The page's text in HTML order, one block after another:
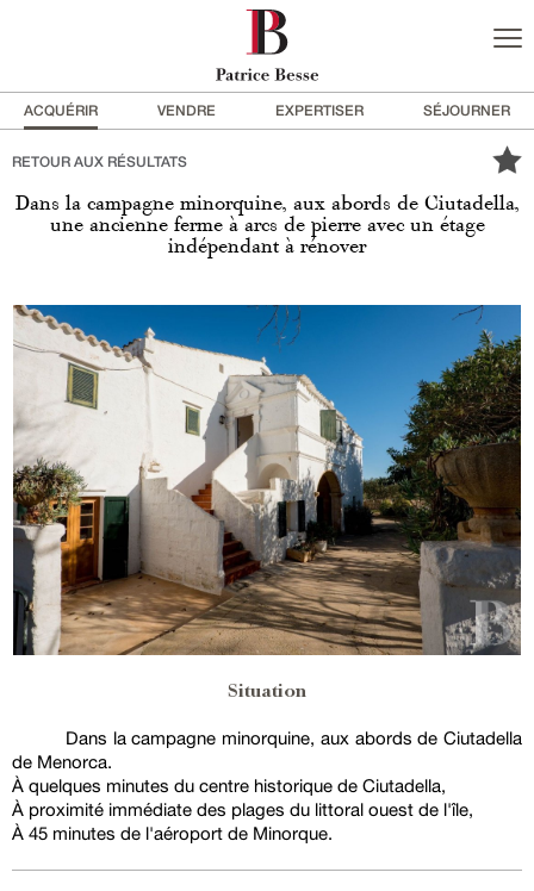
ACQUÉRIR VENDRE EXPERTISER SÉJOURNER
RETOUR AUX RÉSULTATS
Dans la campagne minorquine, aux abords de Ciutadella,
une ancienne ferme à arcs de pierre avec un étage
indépendant à rénover
Situation
Dans la campagne minorquine, aux abords de Ciutadella
de Menorca.
À quelques minutes du centre historique de Ciutadella,
À proximité immédiate des plages du littoral ouest de l'île,
À 45 minutes de l'aéroport de Minorque.